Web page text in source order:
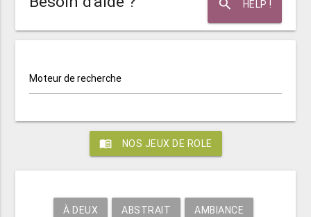
search HELP !
Moteur de recherche
menu_book NOS JEUX DE ROLE
À DEUX ABSTRAIT AMBIANCE